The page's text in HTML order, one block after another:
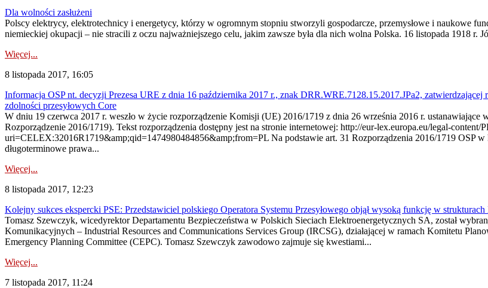
Dla wolności zasłużeni
Polscy elektrycy, elektrotechnicy i energetycy, którzy w ogromnym stopniu stworzyli gospodarcze, przemysłowe i naukowe
niemieckiej okupacji – nie stracili z oczu najważniejszego celu, jakim zawsze była dla nich wolna Polska. 16 listopada 1918 r.
Więcej...
8 listopada 2017, 16:05
Informacja OSP nt. decyzji Prezesa URE z dnia 16 października 2017 r., znak DRR.WRE.7128.15.2017.JPa2,
zdolności przesyłowych Core
W dniu 19 czerwca 2017 r. weszło w życie rozporządzenie Komisji (UE) 2016/1719 z dnia 26 września 2016 r.
Rozporządzenie 2016/1719). Tekst rozporządzenia dostępny jest na stronie internetowej: http://eur-lex.europa.eu/legal-content/
uri=CELEX:32016R1719&amp;qid=1474980484856&amp;from=PL Na podstawie art. 31 Rozporządzenia 2016/1719 OSP
długoterminowe prawa...
Więcej...
8 listopada 2017, 12:23
Kolejny sukces ekspercki PSE: Przedstawiciel polskiego Operatora Systemu Przesyłowego objął wysoką funkcję w
Tomasz Szewczyk, wicedyrektor Departamentu Bezpieczeństwa w Polskich Sieciach Elektroenergetycznych SA, został
Komunikacyjnych – Industrial Resources and Communications Services Group (IRCSG), działającej w ramach Komitetu
Emergency Planning Committee (CEPC). Tomasz Szewczyk zawodowo zajmuje się kwestiami...
Więcej...
7 listopada 2017, 11:24